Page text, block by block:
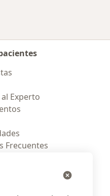
Experto
Frecuentes